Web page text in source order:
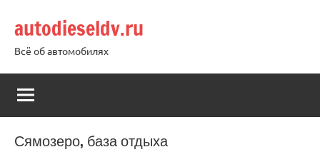
содержимому
autodieseldv.ru
Всё об автомобилях
Сямозеро, база отдыха